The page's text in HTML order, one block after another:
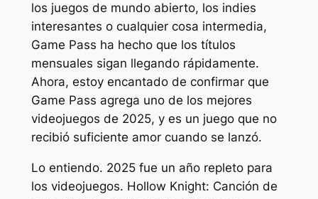
los juegos de mundo abierto, los indies
interesantes o cualquier cosa intermedia,
Game Pass ha hecho que los títulos
mensuales sigan llegando rápidamente.
Ahora, estoy encantado de confirmar que
Game Pass agrega uno de los mejores
videojuegos de 2025, y es un juego que no
recibió suficiente amor cuando se lanzó.
Lo entiendo. 2025 fue un año repleto para
los videojuegos. Hollow Knight: Canción de